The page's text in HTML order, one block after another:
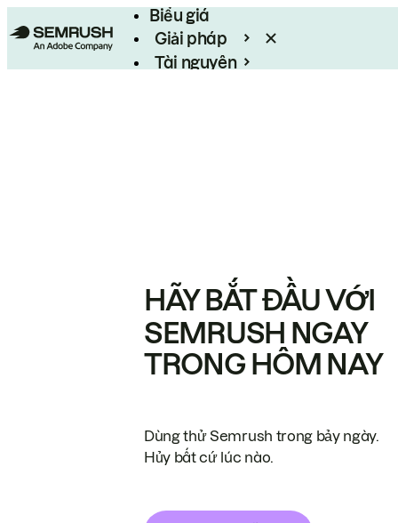
Biểu giá
Giải pháp
Tài nguyên
HÃY BẮT ĐẦU VỚI
SEMRUSH NGAY
TRONG HÔM NAY
Dùng thử Semrush trong bảy ngày.
Hủy bất cứ lúc nào.